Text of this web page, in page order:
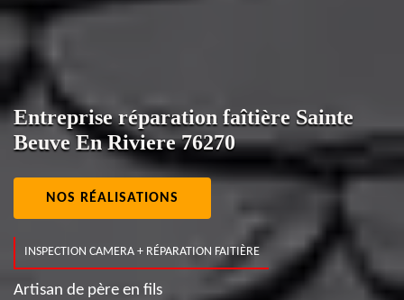
Entreprise réparation faîtière Sainte
Beuve En Riviere 76270
NOS RÉALISATIONS
INSPECTION CAMERA + RÉPARATION FAITIÈRE
Artisan de père en fils